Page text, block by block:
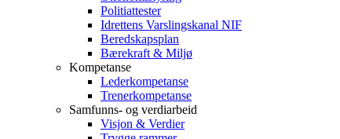
Politiattester
Idrettens Varslingskanal NIF
Beredskapsplan
Bærekraft & Miljø
Kompetanse
Lederkompetanse
Trenerkompetanse
Samfunns- og verdiarbeid
Visjon & Verdier